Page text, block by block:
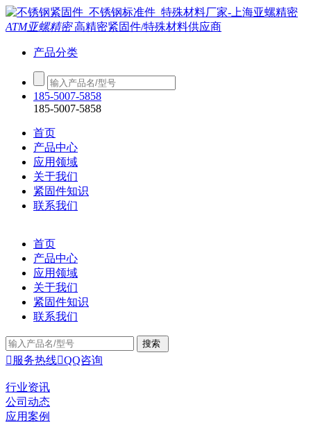
ATM亚螺精密高精密紧固件/特殊材料供应商
产品分类
185-5007-5858
185-5007-5858
首页
产品中心
应用领域
关于我们
紧固件知识
联系我们
首页
产品中心
应用领域
关于我们
紧固件知识
联系我们
 服务热线QQ咨询
行业资讯
公司动态
应用案例